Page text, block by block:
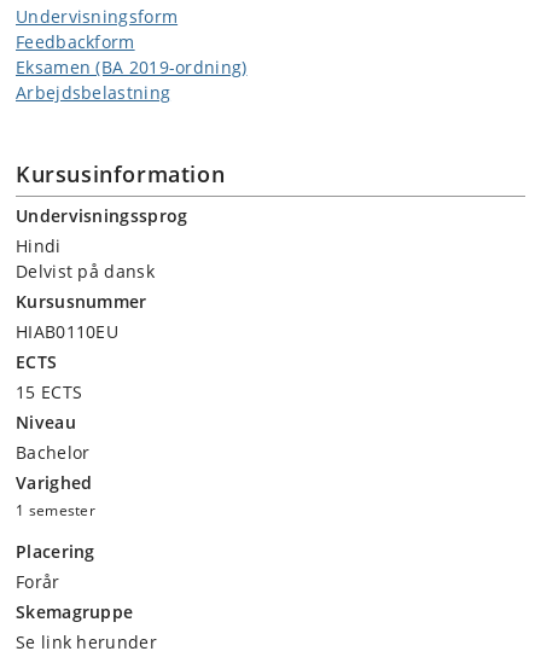
Undervisningsform
Feedbackform
Eksamen (BA 2019-ordning)
Arbejdsbelastning
Kursusinformation
Undervisningssprog
Hindi
Delvist på dansk
Kursusnummer
HIAB0110EU
ECTS
15 ECTS
Niveau
Bachelor
Varighed
1 semester
Placering
Forår
Skemagruppe
Se link herunder